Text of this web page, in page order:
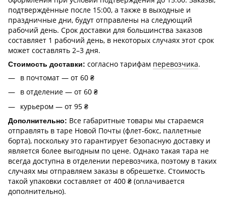
подтверждённые после 15:00, а также в выходные и
праздничные дни, будут отправлены на следующий
рабочий день. Срок доставки для большинства заказов
составляет 1 рабочий день, в некоторых случаях этот срок
может составлять 2–3 дня.
Стоимость доставки: согласно тарифам перевозчика.
в почтомат — от 60 ₴
в отделение — от 60 ₴
курьером — от 95 ₴
Дополнительно: Все габаритные товары мы стараемся
отправлять в таре Новой Почты (флет-бокс, паллетные
борта), поскольку это гарантирует безопасную доставку и
является более выгодным по цене. Однако такая тара не
всегда доступна в отделении перевозчика, поэтому в таких
случаях мы отправляем заказы в обрешетке. Стоимость
такой упаковки составляет от 400 ₴ (оплачивается
дополнительно).